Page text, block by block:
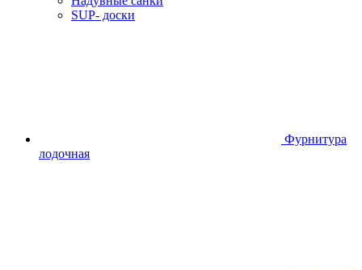
SUP- доски
Фурнитура
лодочная